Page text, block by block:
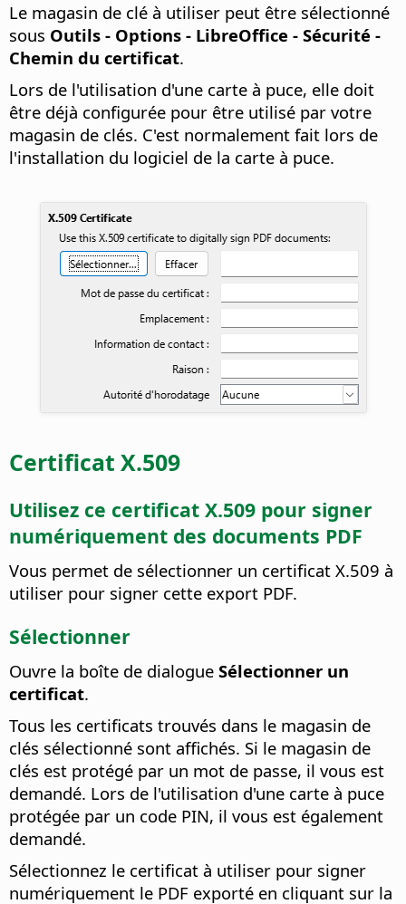
Le magasin de clé à utiliser peut être sélectionné
sous Outils - Options - LibreOffice - Sécurité -
Chemin du certificat.
Lors de l'utilisation d'une carte à puce, elle doit
être déjà configurée pour être utilisé par votre
magasin de clés. C'est normalement fait lors de
l'installation du logiciel de la carte à puce.
Certificat X.509
Utilisez ce certificat X.509 pour signer
numériquement des documents PDF
Vous permet de sélectionner un certificat X.509 à
utiliser pour signer cette export PDF.
Sélectionner
Ouvre la boîte de dialogue Sélectionner un
certificat.
Tous les certificats trouvés dans le magasin de
clés sélectionné sont affichés. Si le magasin de
clés est protégé par un mot de passe, il vous est
demandé. Lors de l'utilisation d'une carte à puce
protégée par un code PIN, il vous est également
demandé.
Sélectionnez le certificat à utiliser pour signer
numériquement le PDF exporté en cliquant sur la